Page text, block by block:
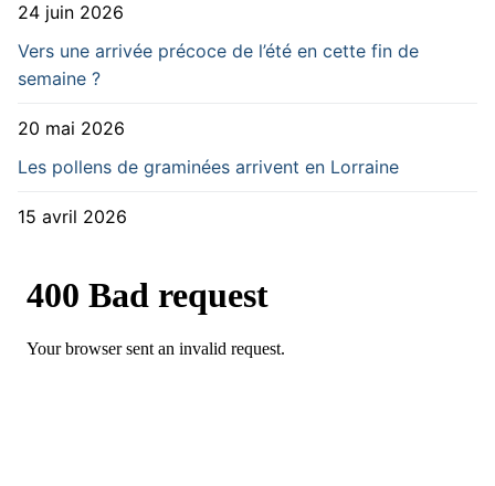
24 juin 2026
Vers une arrivée précoce de l’été en cette fin de
semaine ?
20 mai 2026
Les pollens de graminées arrivent en Lorraine
15 avril 2026